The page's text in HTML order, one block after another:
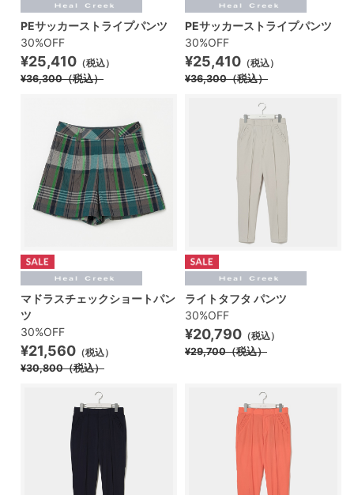
PEサッカーストライプパンツ
30%OFF
¥25,410 （税込）
¥36,300（税込）
PEサッカーストライプパンツ
30%OFF
¥25,410 （税込）
¥36,300（税込）
マドラスチェックショートパン
ツ
30%OFF
¥21,560 （税込）
¥30,800（税込）
ライトタフタ パンツ
30%OFF
¥20,790 （税込）
¥29,700（税込）